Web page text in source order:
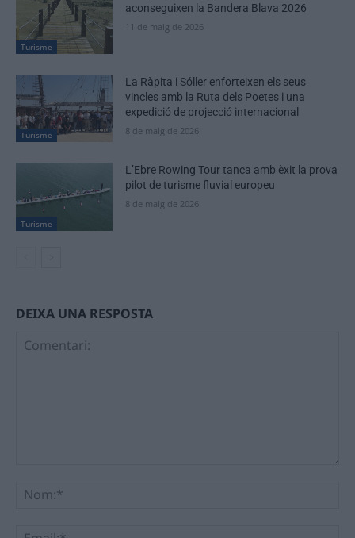
Turisme
aconseguixen la Bandera Blava 2026
11 de maig de 2026
Turisme
La Ràpita i Sóller enforteixen els seus
vincles amb la Ruta dels Poetes i una
expedició de projecció internacional
8 de maig de 2026
Turisme
L’Ebre Rowing Tour tanca amb èxit la prova
pilot de turisme fluvial europeu
8 de maig de 2026
DEIXA UNA RESPOSTA